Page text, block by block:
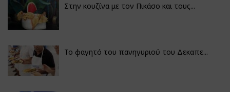
Στην κουζίνα με τον Πικάσο και τους...
Το φαγητό του πανηγυριού του Δεκαπε...